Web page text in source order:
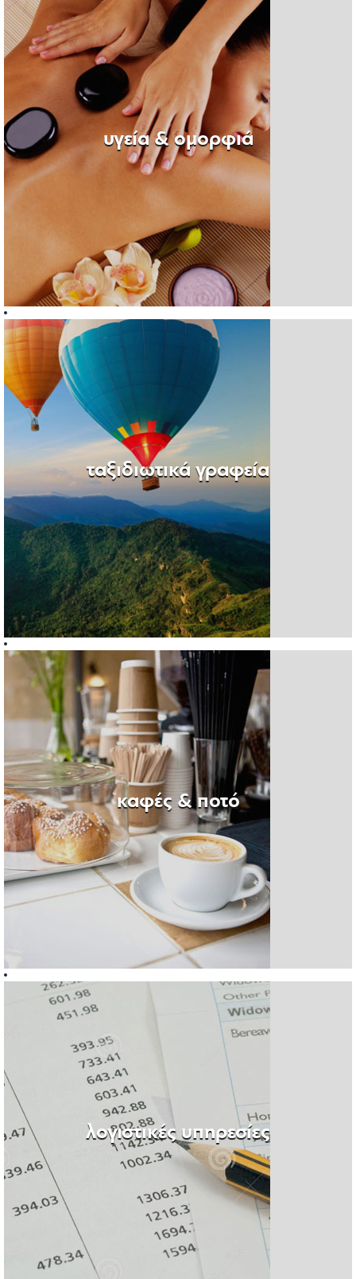
υγεία & ομορφιά
ταξιδιωτικά γραφεία
καφές & ποτό
λογιστικές υπηρεσίες